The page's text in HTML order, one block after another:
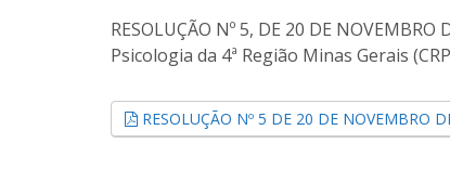
RESOLUÇÃO Nº 5, DE 20 DE
Psicologia da 4ª Região Minas Gerais
RESOLUÇÃO Nº 5 DE 20 DE NOVEMBRO